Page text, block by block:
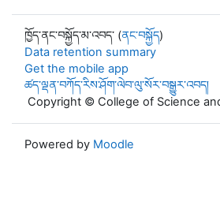
ཁྱོད་ནང་བསྐྱོད་མ་འབད་ (ནང་བསྐྱོད)
Data retention summary
Get the mobile app
ཚད་ལྡན་བཀོད་རིས་ཤོག་ལེབ་ལུ་སོར་བསྒྱུར་འབད།
Copyright © College of Science
Powered by Moodle